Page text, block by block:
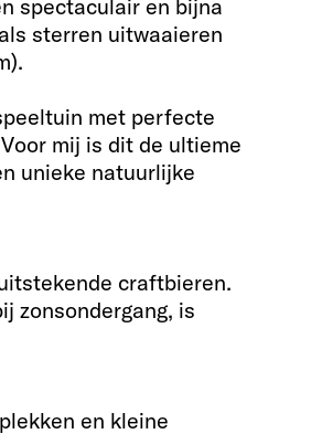
spectaculair en bijna
sterren uitwaaieren
met perfecte
mij is dit de ultieme
unieke natuurlijke
craftbieren.
zonsondergang, is
en kleine